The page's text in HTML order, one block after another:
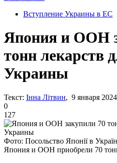
Вступление Украины в ЕС
Япония и ООН
тонн лекарств
Украины
Текст: Інна Літвин, 9 января
0
127
Фото: Посольство Японії в
Япония и ООН приобрели 70